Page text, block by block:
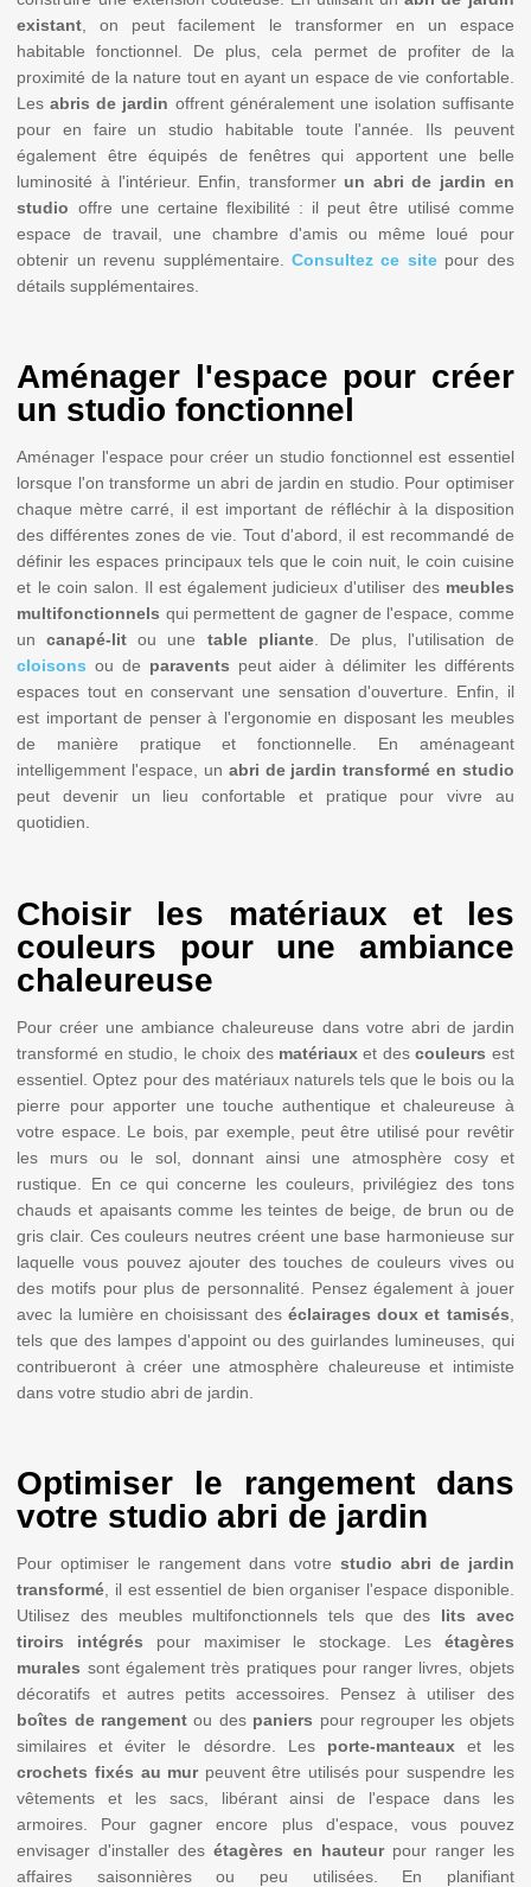
existant , on peut facilement le transformer en un espace
habitable fonctionnel. De plus, cela permet de profiter de la
proximité de la nature tout en ayant un espace de vie confortable.
Lesabris de jardin offrent généralement une isolation suffisante
pour en faire un studio habitable toute l'année. Ils peuvent
également être équipés de fenêtres qui apportent une belle
luminosité à l'intérieur. Enfin, transformer un abri de jardin en
studio offre une certaine flexibilité : il peut être utilisé comme
espace de travail, une chambre d'amis ou même loué pour
obtenir un revenu supplémentaire. Consultez ce sitepour des
détails supplémentaires.
Aménager l'espace pour créer
un studio fonctionnel
Aménager l'espace pour créer un studio fonctionnel est essentiel
lorsque l'on transforme un abri de jardin en studio. Pour optimiser
chaque mètre carré, il est important de réfléchir à la disposition
des différentes zones de vie. Tout d'abord, il est recommandé de
définir les espaces principaux tels que le coin nuit, le coin cuisine
et le coin salon. Il est également judicieux d'utiliser des meubles
multifonctionnels qui permettent de gagner de l'espace, comme
uncanapé-lit ou une table pliante. De plus, l'utilisation de
cloisons ou de paravents peut aider à délimiter les différents
espaces tout en conservant une sensation d'ouverture. Enfin, il
est important de penser à l'ergonomie en disposant les meubles
de manière pratique et fonctionnelle. En aménageant
intelligemment l'espace, un abri de jardin transformé en studio
peut devenir un lieu confortable et pratique pour vivre au
quotidien.
Choisir les matériaux et les
couleurs pour une ambiance
chaleureuse
Pour créer une ambiance chaleureuse dans votre abri de jardin
transformé en studio, le choix des matériauxet descouleurs est
essentiel. Optez pour des matériaux naturels tels que le bois ou la
pierre pour apporter une touche authentique et chaleureuse à
votre espace. Le bois, par exemple, peut être utilisé pour revêtir
les murs ou le sol, donnant ainsi une atmosphère cosy et
rustique. En ce qui concerne les couleurs, privilégiez des tons
chauds et apaisants comme les teintes de beige, de brun ou de
gris clair. Ces couleurs neutres créent une base harmonieuse sur
laquelle vous pouvez ajouter des touches de couleurs vives ou
des motifs pour plus de personnalité. Pensez également à jouer
avec la lumière en choisissant des éclairages doux et tamisés
tels que des lampes d'appoint ou des guirlandes lumineuses, qui
contribueront à créer une atmosphère chaleureuse et intimiste
dans votre studio abri de jardin.
Optimiser le rangement dans
votre studio abri de jardin
Pour optimiser le rangement dans votre studio abri de jardin
transformé , il est essentiel de bien organiser l'espace disponible.
Utilisez des meubles multifonctionnels tels que des lits avec
tiroirs intégrés pour maximiser le stockage. Les étagères
murales sont également très pratiques pour ranger livres, objets
décoratifs et autres petits accessoires. Pensez à utiliser des
boîtes de rangement ou des paniers pour regrouper les objets
similaires et éviter le désordre. Les porte-manteauxet les
crochets fixés au murpeuvent être utilisés pour suspendre les
vêtements et les sacs, libérant ainsi de l'espace dans les
armoires. Pour gagner encore plus d'espace, vous pouvez
envisager d'installer desétagères en hauteurpour ranger les
affaires saisonnières ou peu utilisées. En planifiant